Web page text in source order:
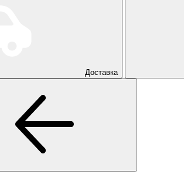
Доставка